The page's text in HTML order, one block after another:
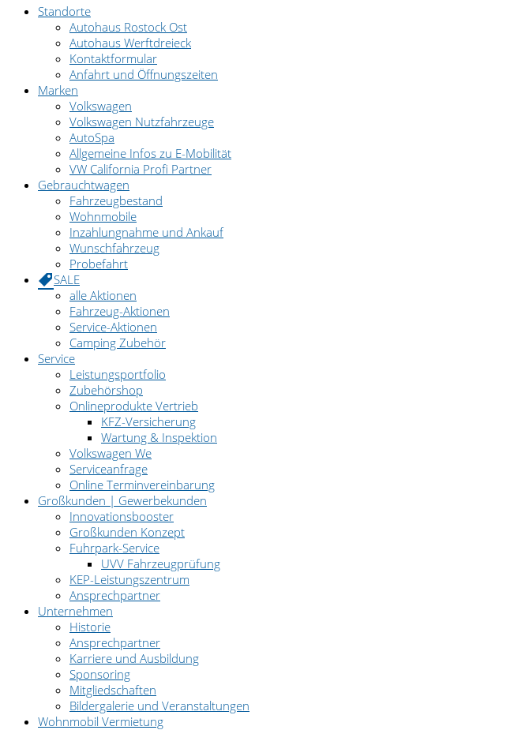
Standorte
Autohaus Rostock Ost
Autohaus Werftdreieck
Kontaktformular
Anfahrt und Öffnungszeiten
Marken
Volkswagen
Volkswagen Nutzfahrzeuge
AutoSpa
Allgemeine Infos zu E-Mobilität
VW California Profi Partner
Gebrauchtwagen
Fahrzeugbestand
Wohnmobile
Inzahlungnahme und Ankauf
Wunschfahrzeug
Probefahrt
SALE
alle Aktionen
Fahrzeug-Aktionen
Service-Aktionen
Camping Zubehör
Service
Leistungsportfolio
Zubehörshop
Onlineprodukte Vertrieb
KFZ-Versicherung
Wartung & Inspektion
Volkswagen We
Serviceanfrage
Online Terminvereinbarung
Großkunden | Gewerbekunden
Innovationsbooster
Großkunden Konzept
Fuhrpark-Service
UVV Fahrzeugprüfung
KEP-Leistungszentrum
Ansprechpartner
Unternehmen
Historie
Ansprechpartner
Karriere und Ausbildung
Sponsoring
Mitgliedschaften
Bildergalerie und Veranstaltungen
Wohnmobil Vermietung